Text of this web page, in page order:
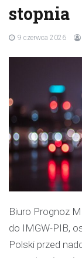
stopnia
9 czerwca 2026
Biuro Prognoz
do IMGW-PIB,
Polski przed